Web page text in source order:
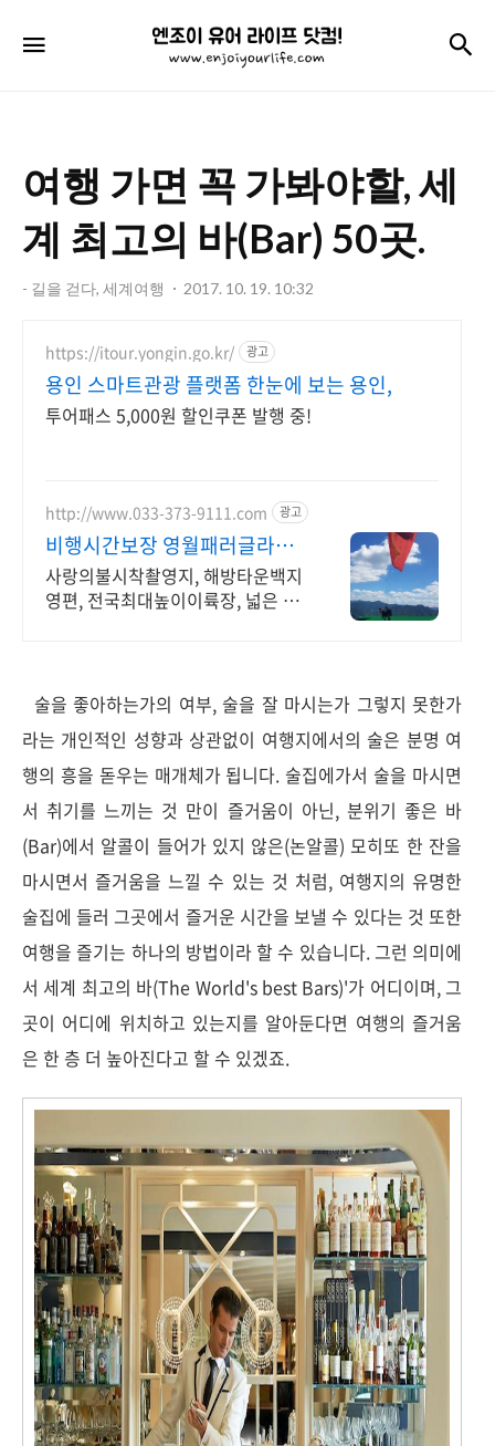
엔
조
어
라
이
프
닷
컴!
여행 가면 꼭 가봐야할, 세
계 최고의 바(Bar) 50곳.
- 길을 걷다, 세계여행 2017. 10. 19. 10:32
https://itour.yongin.go.kr/ 광고
용인 스마트관광 플랫폼 한눈에 보는 용인,
투어패스 5,000원 할인쿠폰 발행 중!
http://www.033-373-9111.com 광고
비행시간보장 영월패러글라이
딩
사랑의불시착촬영지, 해방타운백지
영편, 전국최대높이이륙장, 넓은 전
술을 좋아하는가의 여부, 술을 잘 마시는가 그렇지 못한가
라는 개인적인 성향과 상관없이 여행지에서의 술은 분명 여
행의 흥을 돋우는 매개체가 됩니다. 술집에가서 술을 마시면
서 취기를 느끼는 것 만이 즐거움이 아닌, 분위기 좋은 바
(Bar)에서 알콜이 들어가 있지 않은(논알콜) 모히또 한 잔을
마시면서 즐거움을 느낄 수 있는 것 처럼, 여행지의 유명한
술집에 들러 그곳에서 즐거운 시간을 보낼 수 있다는 것 또한
여행을 즐기는 하나의 방법이라 할 수 있습니다. 그런 의미에
서 세계 최고의 바(The World's best Bars)'가 어디이며, 그
곳이 어디에 위치하고 있는지를 알아둔다면 여행의 즐거움
은 한 층 더 높아진다고 할 수 있겠죠.